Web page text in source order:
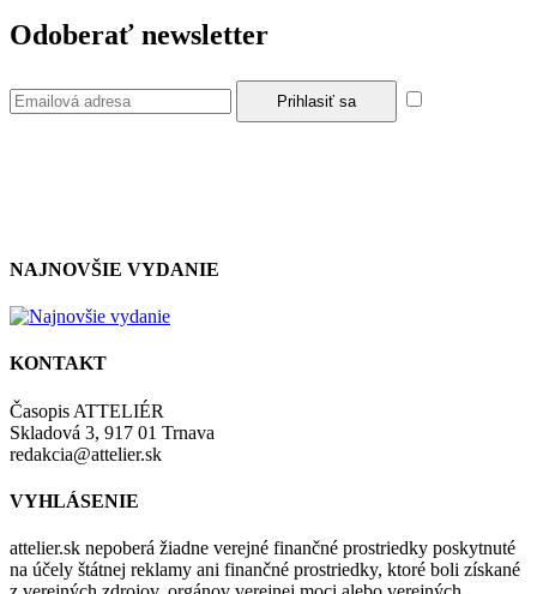
Odoberať newsletter
NAJNOVŠIE VYDANIE
KONTAKT
Časopis ATTELIÉR
Skladová 3, 917 01 Trnava
redakcia@attelier.sk
VYHLÁSENIE
attelier.sk nepoberá žiadne verejné finančné prostriedky poskytnuté
na účely štátnej reklamy ani finančné prostriedky, ktoré boli získané